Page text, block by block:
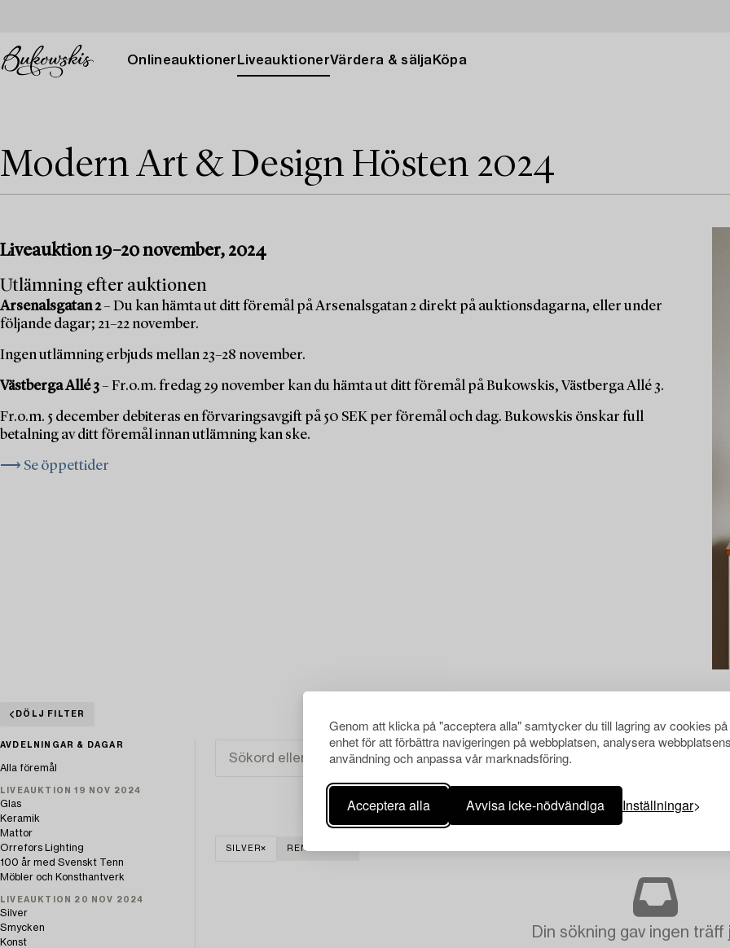
Genom att klicka på "acceptera alla" samtycker du till lagring av cookies
enhet för att förbättra navigeringen på webbplatsen, analysera
användning och anpassa vår marknadsföring.
Acceptera alla Avvisa icke-nödvändiga Inställningar
Onlineauktioner LiveauktionerVärdera & sälja Köpa
Modern Art & Design Hösten 2024
Liveauktion 19–20 november, 2024
Utlämning efter auktionen
Arsenalsgatan 2– Du kan hämta ut ditt föremål på Arsenalsgatan 2 direkt på auktionsdagarna, eller under
följande dagar; 21–22 november.
Ingen utlämning erbjuds mellan 23–28 november.
Västberga Allé 3– Fr.o.m. fredag 29 november kan du hämta ut ditt föremål på Bukowskis, Västberga Allé 3.
Fr.o.m. 5 december debiteras en förvaringsavgift på 50 SEK per föremål och dag. Bukowskis önskar full
betalning av ditt föremål innan utlämning kan ske.
⟶ Se öppettider
DÖLJ FILTER
AVDELNINGAR & DAGAR
Alla föremål
LIVEAUKTION 19 NOV 2024
Glas
Keramik
Mattor
Orrefors Lighting
100 år med Svenskt Tenn
Möbler och Konsthantverk
LIVEAUKTION 20 NOV 2024
Silver
Smycken
Konst
SILVER RENSA ALLA
Din sökning gav ingen träff